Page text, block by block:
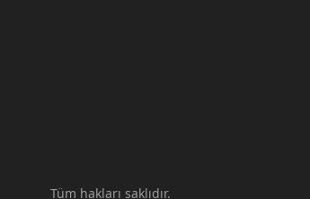
Tüm hakları saklıdır.